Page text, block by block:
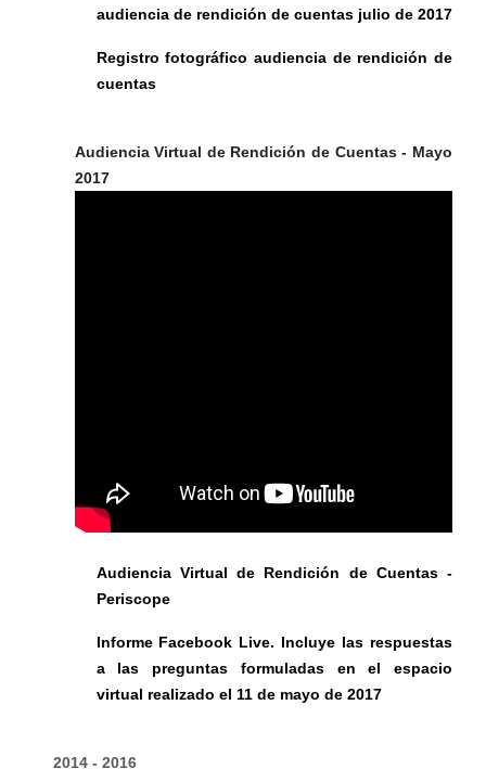
audiencia de rendición de cuentas julio de 2017
Registro fotográfico audiencia de rendición de
cuentas
Audiencia Virtual de Rendición de Cuentas - Mayo
2017
Audiencia Virtual de Rendición de Cuentas -
Periscope
Informe Facebook Live. Incluye las respuestas
a las preguntas formuladas en el espacio
virtual realizado el 11 de mayo de 2017
2014 - 2016